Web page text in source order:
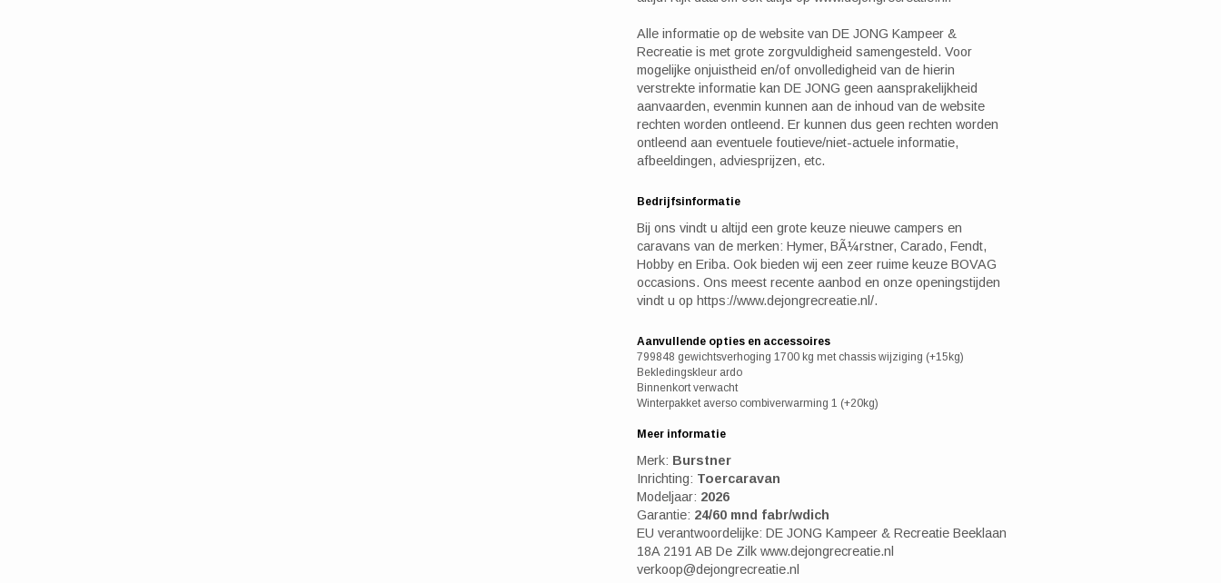
Alle informatie op de website van DE JONG Kampeer &
Recreatie is met grote zorgvuldigheid samengesteld. Voor
mogelijke onjuistheid en/of onvolledigheid van de hierin
verstrekte informatie kan DE JONG geen aansprakelijkheid
aanvaarden, evenmin kunnen aan de inhoud van de website
rechten worden ontleend. Er kunnen dus geen rechten worden
ontleend aan eventuele foutieve/niet-actuele informatie,
afbeeldingen, adviesprijzen, etc.
Bedrijfsinformatie
Bij ons vindt u altijd een grote keuze nieuwe campers en
caravans van de merken: Hymer, BÃ¼rstner, Carado, Fendt,
Hobby en Eriba. Ook bieden wij een zeer ruime keuze BOVAG
occasions. Ons meest recente aanbod en onze openingstijden
vindt u op https://www.dejongrecreatie.nl/.
Aanvullende opties en accessoires
799848 gewichtsverhoging 1700 kg met chassis wijziging (+15kg)
Bekledingskleur ardo
Binnenkort verwacht
Winterpakket averso combiverwarming 1 (+20kg)
Meer informatie
Merk: Burstner
Inrichting: Toercaravan
Modeljaar: 2026
Garantie: 24/60 mnd fabr/wdich
EU verantwoordelijke: DE JONG Kampeer & Recreatie Beeklaan
18A 2191 AB De Zilk www.dejongrecreatie.nl
verkoop@dejongrecreatie.nl